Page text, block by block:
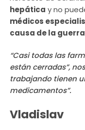
hepática y no
médicos
causa de la
“Casi todas las
están cerradas”,
trabajando tienen
medicamentos”.
Vladislav